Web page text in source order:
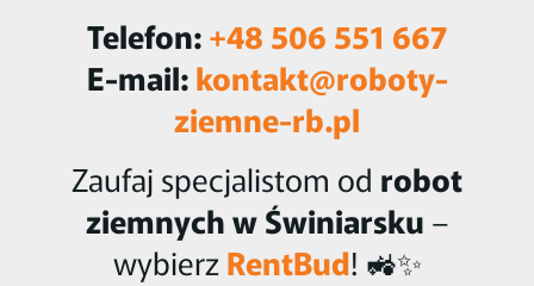
Telefon:+48 506 551 667
E-mail: kontakt@roboty-
ziemne-rb.pl
Zaufaj specjalistom od robot
ziemnych w Świniarsku –
wybierzRentBud! 🚜✨